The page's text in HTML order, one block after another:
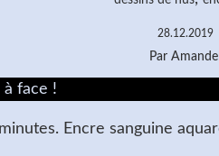
28.12.2019
Par
Encre sanguine